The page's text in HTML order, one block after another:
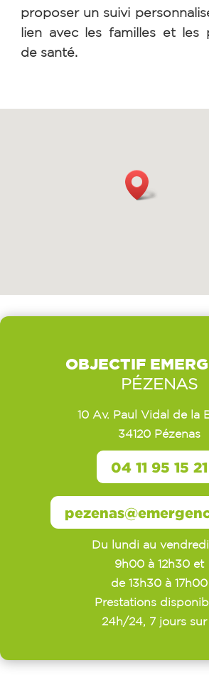
proposer un suivi
lien avec les familles et les
de santé.
OBJECTIF
PÉZENAS
10 Av. Paul Vidal de la
34120 Pézenas
Du lundi au
9h00 à 12h30 et
de 13h30 à 17h00
Prestations
24h/24, 7 jours sur
04 11 95 15 21